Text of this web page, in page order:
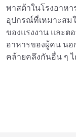
พาสต้าในโรงอาห
อุปกรณ์ที่เหมาะสม
ของแรงงาน และต
อาหารของผู้คน น
คล้ายคลึงกันอื่น ๆ